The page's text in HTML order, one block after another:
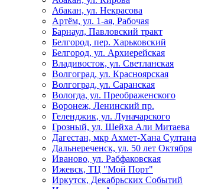
Абакан, ул. Некрасова
Артём, ул. 1-ая, Рабочая
Барнаул, Павловский тракт
Белгород, пер. Харьковский
Белгород, ул. Архиерейская
Владивосток, ул. Светланская
Волгоград, ул. Красноярская
Волгоград, ул. Саранская
Вологда, ул. Преображенского
Воронеж, Ленинский пр.
Геленджик, ул. Луначарского
Грозный, ул. Шейха Али Митаева
Дагестан, мкр Ахмет-Хана Султана
Дальнереченск, ул. 50 лет Октября
Иваново, ул. Рабфаковская
Ижевск, ТЦ "Мой Порт"
Иркутск, Декабрьских Событий